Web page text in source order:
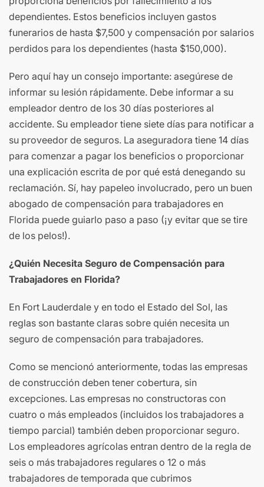
dependientes. Estos beneficios incluyen gastos
funerarios de hasta $7,500 y compensación por salarios
perdidos para los dependientes (hasta $150,000).
Pero aquí hay un consejo importante: asegúrese de
informar su lesión rápidamente. Debe informar a su
empleador dentro de los 30 días posteriores al
accidente. Su empleador tiene siete días para notificar a
su proveedor de seguros. La aseguradora tiene 14 días
para comenzar a pagar los beneficios o proporcionar
una explicación escrita de por qué está denegando su
reclamación. Sí, hay papeleo involucrado, pero un buen
abogado de compensación para trabajadores en
Florida puede guiarlo paso a paso (¡y evitar que se tire
de los pelos!).
¿Quién Necesita Seguro de Compensación para
Trabajadores en Florida?
En Fort Lauderdale y en todo el Estado del Sol, las
reglas son bastante claras sobre quién necesita un
seguro de compensación para trabajadores.
Como se mencionó anteriormente, todas las empresas
de construcción deben tener cobertura, sin
excepciones. Las empresas no constructoras con
cuatro o más empleados (incluidos los trabajadores a
tiempo parcial) también deben proporcionar seguro.
Los empleadores agrícolas entran dentro de la regla de
seis o más trabajadores regulares o 12 o más
trabajadores de temporada que cubrimos